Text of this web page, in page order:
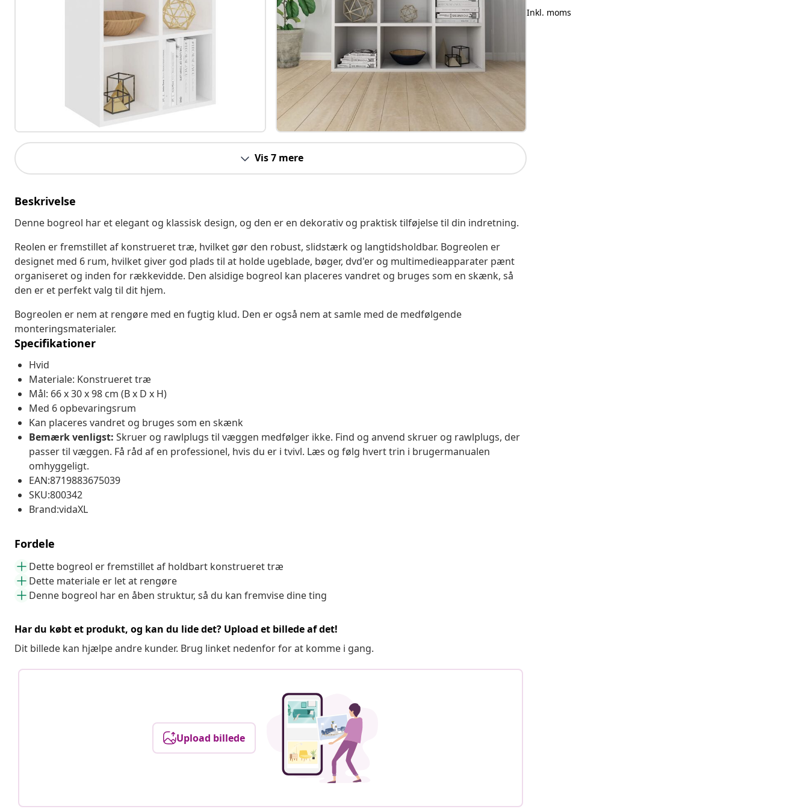
Vis 7 mere
Beskrivelse
Denne bogreol har et elegant og klassisk design, og den er en dekorativ og praktisk tilføjelse til din indretning.
Reolen er fremstillet af konstrueret træ, hvilket gør den robust, slidstærk og langtidsholdbar. Bogreolen er
designet med 6 rum, hvilket giver god plads til at holde ugeblade, bøger, dvd'er og multimedieapparater pænt
organiseret og inden for rækkevidde. Den alsidige bogreol kan placeres vandret og bruges som en skænk, så
den er et perfekt valg til dit hjem.
Bogreolen er nem at rengøre med en fugtig klud. Den er også nem at samle med de medfølgende
monteringsmaterialer.
Specifikationer
Hvid
Materiale: Konstrueret træ
Mål: 66 x 30 x 98 cm (B x D x H)
Med 6 opbevaringsrum
Kan placeres vandret og bruges som en skænk
Bemærk venligst: Skruer og rawlplugs til væggen medfølger ikke. Find og anvend skruer og rawlplugs, der
passer til væggen. Få råd af en professionel, hvis du er i tvivl. Læs og følg hvert trin i brugermanualen
omhyggeligt.
EAN:8719883675039
SKU:800342
Brand:vidaXL
Fordele
Dette bogreol er fremstillet af holdbart konstrueret træ
Dette materiale er let at rengøre
Denne bogreol har en åben struktur, så du kan fremvise dine ting
Har du købt et produkt, og kan du lide det? Upload et billede af det!
Dit billede kan hjælpe andre kunder. Brug linket nedenfor for at komme i gang.
Upload billede
Inkl. moms